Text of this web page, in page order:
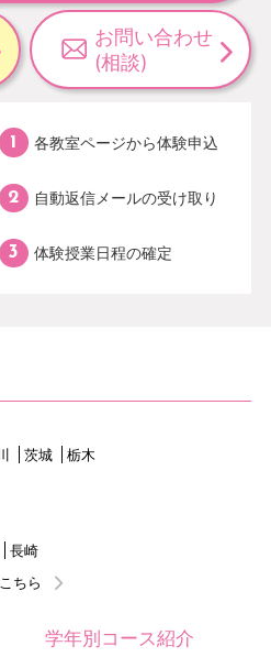
お問い合わせ
(相談)
各教室ページから体験申込
自動返信メールの受け取り
体験授業日程の確定
茨城
栃木
長崎
ちら
学年別コース紹介